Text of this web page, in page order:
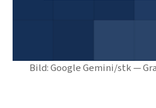
Bild: Google Gemini/stk —